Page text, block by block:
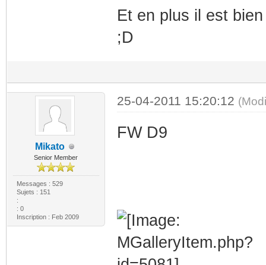
Et en plus il est
;D
Mikato
Senior Member
Messages : 529
Sujets : 151
:
: 0
Inscription : Feb 2009
25-04-2011 15:20:12
FW D9